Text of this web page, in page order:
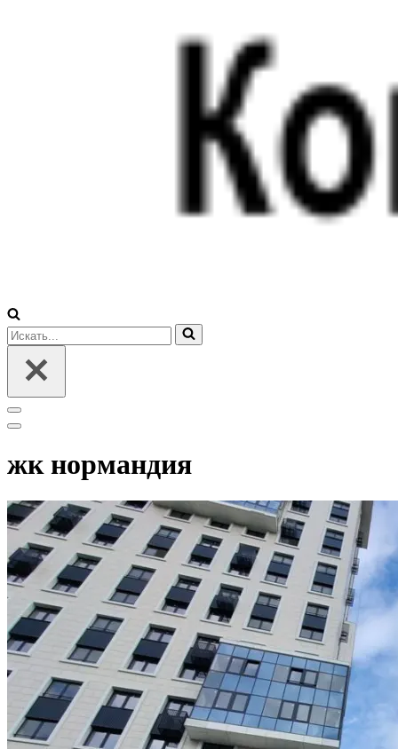
Искать...
Меню
навигации
Меню
жк нормандия